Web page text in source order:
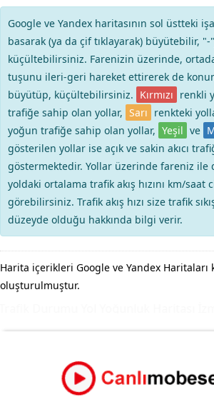
Google ve Yandex haritasının sol üstteki
basarak (ya da çif tıklayarak) büyütebilir,
küçültebilirsiniz. Farenizin üzerinde,
tuşunu ileri-geri hareket ettirerek de
büyütüp, küçültebilirsiniz. Kırmızı renkli
trafiğe sahip olan yollar, Sarı renkteki
yoğun trafiğe sahip olan yollar, Yeşil ve
gösterilen yollar ise açık ve sakin akıcı
göstermektedir. Yollar üzerinde fareniz
yoldaki ortalama trafik akış hızını km/saat
görebilirsiniz. Trafik akış hızı size trafik
düzeyde olduğu hakkında bilgi verir.
Harita içerikleri Google ve Yandex Haritaları
oluşturulmuştur.